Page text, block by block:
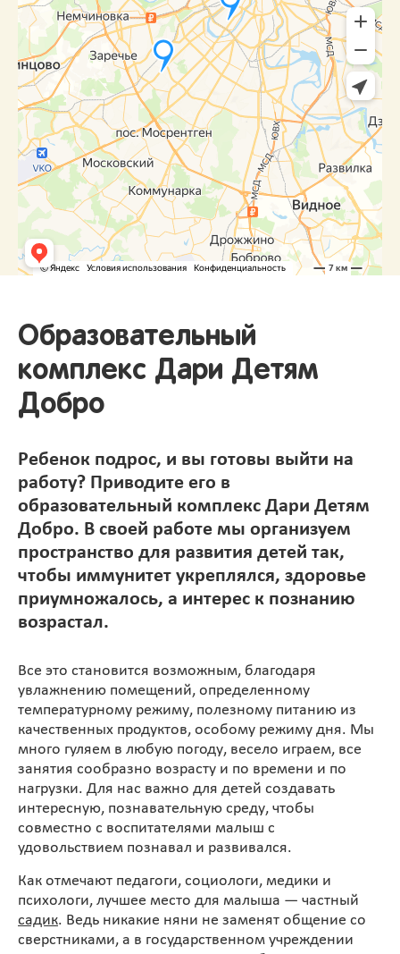
Образовательный
комплекс Дари Детям
Добро
Ребенок подрос, и вы готовы выйти на
работу? Приводите его в
образовательный комплекс Дари Детям
Добро. В своей работе мы организуем
пространство для развития детей так,
чтобы иммунитет укреплялся, здоровье
приумножалось, а интерес к познанию
возрастал.
Все это становится возможным, благодаря
увлажнению помещений, определенному
температурному режиму, полезному питанию из
качественных продуктов, особому режиму дня. Мы
много гуляем в любую погоду, весело играем, все
занятия сообразно возрасту и по времени и по
нагрузки. Для нас важно для детей создавать
интересную, познавательную среду, чтобы
совместно с воспитателями малыш с
удовольствием познавал и развивался.
Как отмечают педагоги, социологи, медики и
психологи, лучшее место для малыша — частный
садик. Ведь никакие няни не заменят общение со
сверстниками, а в государственном учреждении